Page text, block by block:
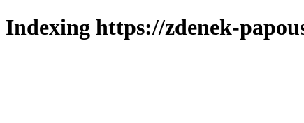
Indexing https://zdenek-